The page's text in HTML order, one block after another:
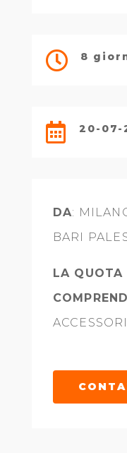
 8
 20-07-
DA:
BARI
LA QUOTA
ACCESSORI